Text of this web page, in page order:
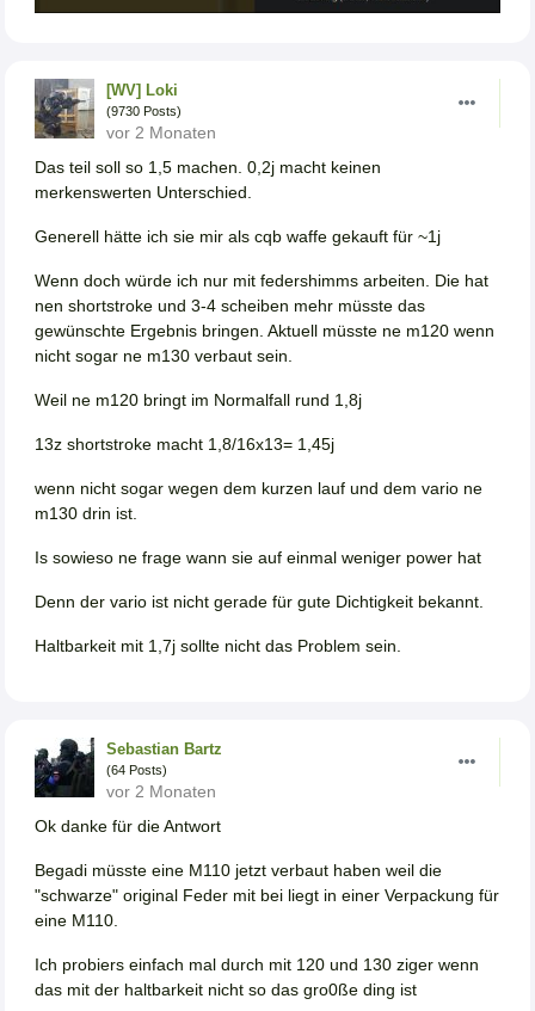
[WV] Loki
(9730 Posts)
vor 2 Monaten
Das teil soll so 1,5 machen. 0,2j macht keinen
merkenswerten Unterschied.
Generell hätte ich sie mir als cqb waffe gekauft für ~1j
Wenn doch würde ich nur mit federshimms arbeiten. Die hat
nen shortstroke und 3-4 scheiben mehr müsste das
gewünschte Ergebnis bringen. Aktuell müsste ne m120 wenn
nicht sogar ne m130 verbaut sein.
Weil ne m120 bringt im Normalfall rund 1,8j
13z shortstroke macht 1,8/16x13= 1,45j
wenn nicht sogar wegen dem kurzen lauf und dem vario ne
m130 drin ist.
Is sowieso ne frage wann sie auf einmal weniger power hat
Denn der vario ist nicht gerade für gute Dichtigkeit bekannt.
Haltbarkeit mit 1,7j sollte nicht das Problem sein.
Sebastian Bartz
(64 Posts)
vor 2 Monaten
Ok danke für die Antwort
Begadi müsste eine M110 jetzt verbaut haben weil die
"schwarze" original Feder mit bei liegt in einer Verpackung für
eine M110.
Ich probiers einfach mal durch mit 120 und 130 ziger wenn
das mit der haltbarkeit nicht so das gro0ße ding ist